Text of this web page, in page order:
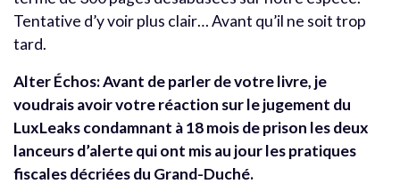
Tentative d’y voir plus clair… Avant qu’il ne soit trop
tard.
Alter Échos: Avant de parler de votre livre, je
voudrais avoir votre réaction sur le jugement du
LuxLeaks condamnant à 18 mois de prison les deux
lanceurs d’alerte qui ont mis au jour les pratiques
fiscales décriées du Grand-Duché.